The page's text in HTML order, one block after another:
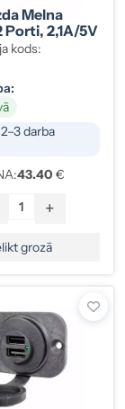
Melna
Porti, 2,1A/5V
kods:
darba
43.40 €
+
grozā